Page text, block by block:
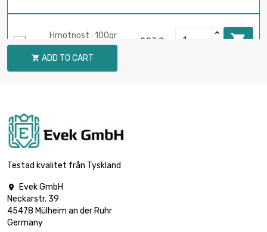
Hmotnost : 100gr
(0.1kg)
9,97 € 
Hmotnost : 1 000gr
(1kg)
 ADD TO CART
Testad kvalitet från Tyskland

Evek GmbH
Neckarstr. 39
45478 Mülheim an der Ruhr
Germany